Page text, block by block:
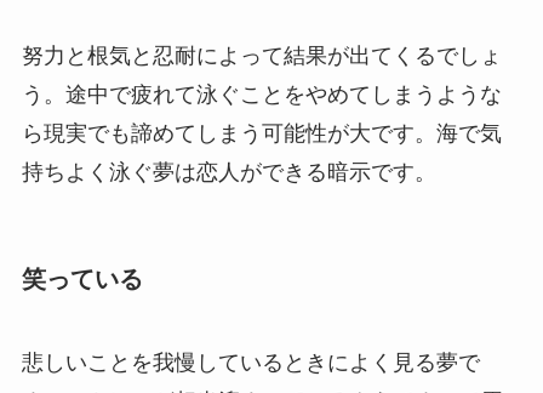
努力と根気と忍耐によって結果が出てくるでしょ
う。途中で疲れて泳ぐことをやめてしまうような
ら現実でも諦めてしまう可能性が大です。海で気
持ちよく泳ぐ夢は恋人ができる暗示です。
笑っている
悲しいことを我慢しているときによく見る夢で